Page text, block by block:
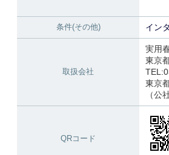
条件(その他) イン
取扱会社
実用
東京
東京
（公
QRコード